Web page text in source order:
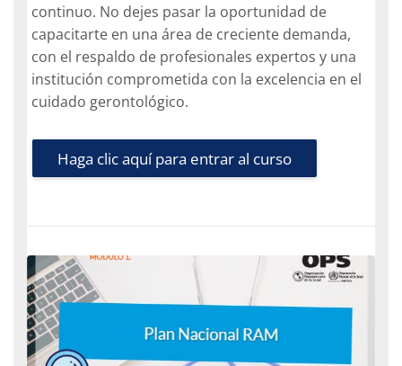
continuo. No dejes pasar la oportunidad de
capacitarte en una área de creciente demanda,
con el respaldo de profesionales expertos y una
institución comprometida con la excelencia en el
cuidado gerontológico.
Haga clic aquí para entrar al curso